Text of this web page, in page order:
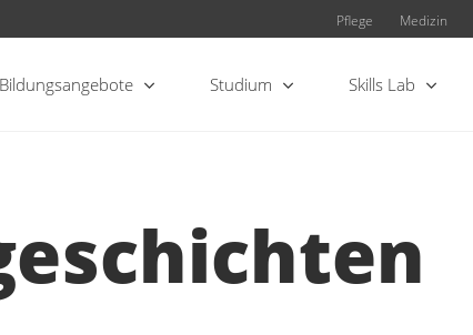
Pflege Medizin
Bildungsangebote Studium Skills Lab